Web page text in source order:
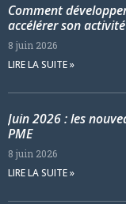
Comment
accélérer son
8 juin 2026
LIRE LA SUITE »
Juin 2026 : les
PME
8 juin 2026
LIRE LA SUITE »